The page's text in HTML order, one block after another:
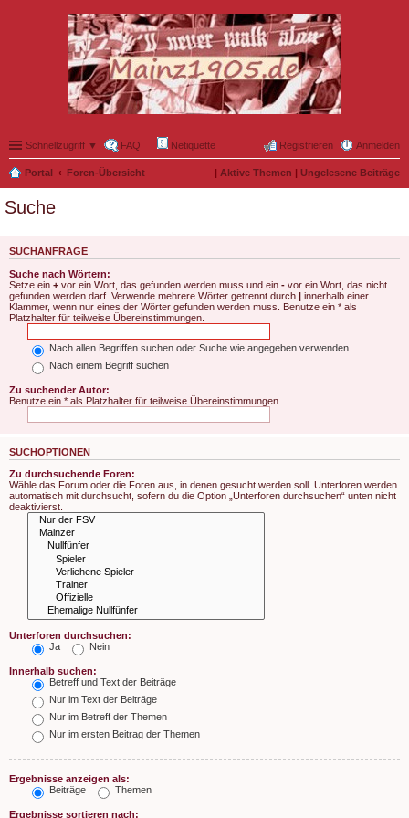
Schnellzugriff ▼ FAQ Netiquette Anmelden
Registrieren
Portal Foren-Übersicht | Aktive Themen | Ungelesene Beiträge
Suche
SUCHANFRAGE
Suche nach Wörtern:
Setze ein + vor ein Wort, das gefunden werden muss und ein - vor ein Wort, das nicht
gefunden werden darf. Verwende mehrere Wörter getrennt durch | innerhalb einer
Klammer, wenn nur eines der Wörter gefunden werden muss. Benutze ein * als
Platzhalter für teilweise Übereinstimmungen.
Nach allen Begriffen suchen oder Suche wie angegeben verwenden
Nach einem Begriff suchen
Zu suchender Autor:
Benutze ein * als Platzhalter für teilweise Übereinstimmungen.
SUCHOPTIONEN
Zu durchsuchende Foren:
Wähle das Forum oder die Foren aus, in denen gesucht werden soll. Unterforen werden
automatisch mit durchsucht, sofern du die Option „Unterforen durchsuchen“ unten nicht
deaktivierst.
Unterforen durchsuchen:
Ja
Nein
Innerhalb suchen:
Betreff und Text der Beiträge
Nur im Text der Beiträge
Nur im Betreff der Themen
Nur im ersten Beitrag der Themen
Ergebnisse anzeigen als:
Beiträge
Themen
Ergebnisse sortieren nach: